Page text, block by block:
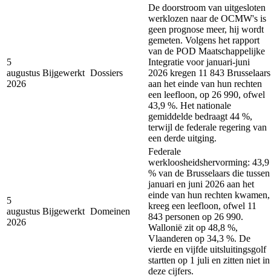
5
augustus
2026
Bijgewerkt Dossiers
De doorstroom van uitgesloten
werklozen naar de OCMW's is
geen prognose meer, hij wordt
gemeten. Volgens het rapport
van de POD Maatschappelijke
Integratie voor januari-juni
2026 kregen 11 843 Brusselaars
aan het einde van hun rechten
een leefloon, op 26 990, ofwel
43,9 %. Het nationale
gemiddelde bedraagt 44 %,
terwijl de federale regering van
een derde uitging.
5
augustus
2026
Bijgewerkt Domeinen
Federale
werkloosheidshervorming: 43,9
% van de Brusselaars die tussen
januari en juni 2026 aan het
einde van hun rechten kwamen,
kreeg een leefloon, ofwel 11
843 personen op 26 990.
Wallonië zit op 48,8 %,
Vlaanderen op 34,3 %. De
vierde en vijfde uitsluitingsgolf
startten op 1 juli en zitten niet in
deze cijfers.